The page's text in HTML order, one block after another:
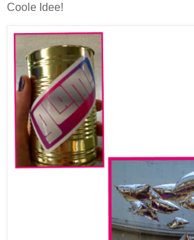
Coole Idee!